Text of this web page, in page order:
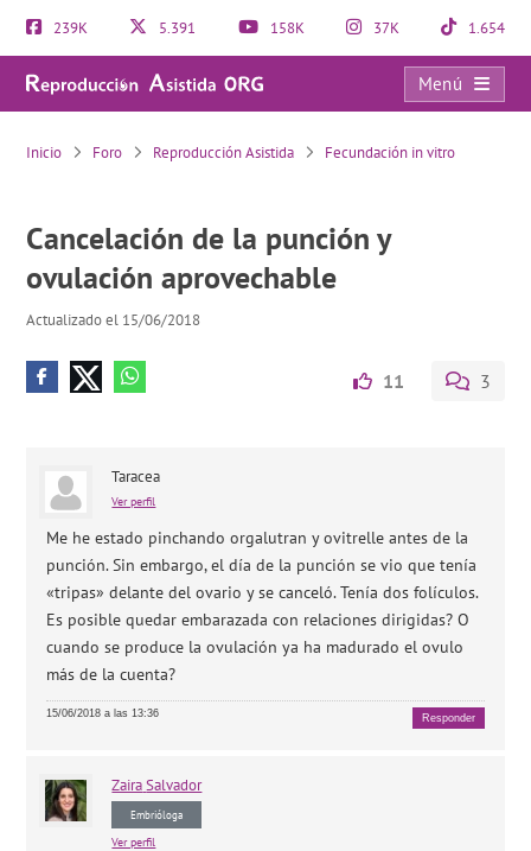
239K 5.391 158K 37K 1.654
Menú
Cancelación de la punción y ovulación aprovechable
Inicio Foro Reproducción Asistida Fecundación in vitro
Cancelación de la punción y
ovulación aprovechable
Actualizado el 15/06/2018
11 3
Taracea
Ver perfil
Me he estado pinchando orgalutran y ovitrelle antes de la
punción. Sin embargo, el día de la punción se vio que tenía
«tripas» delante del ovario y se canceló. Tenía dos folículos.
Es posible quedar embarazada con relaciones dirigidas? O
cuando se produce la ovulación ya ha madurado el ovulo
más de la cuenta?
15/06/2018 a las 13:36 Responder
Zaira Salvador
Embrióloga
Ver perfil